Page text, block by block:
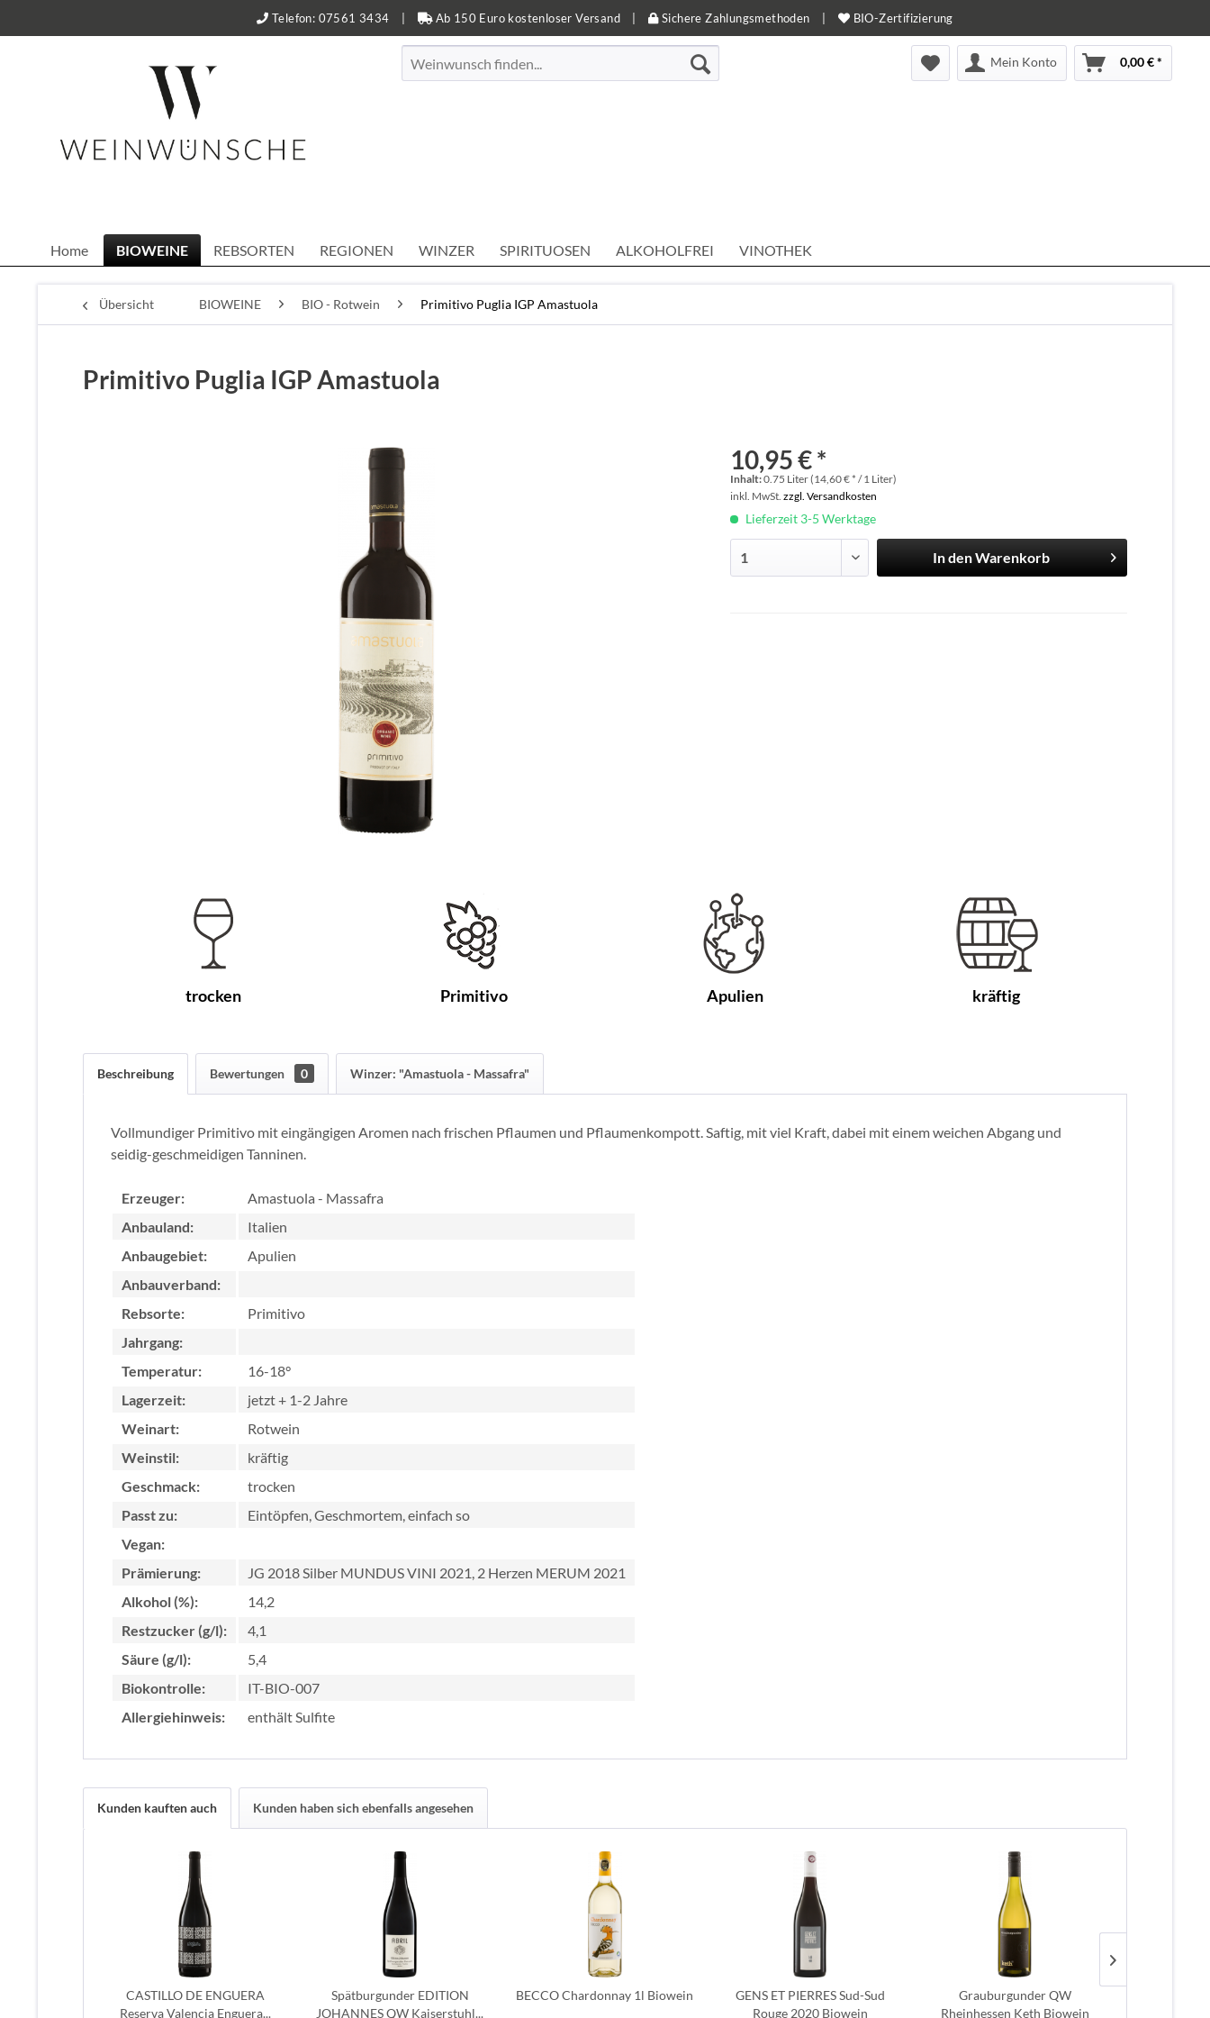
Telefon: 07561 3434 Ab 150 Euro kostenloser Versand Sichere Zahlungsmethoden BIO-Zertifizierung
Mein Konto 0,00 € *
Home BIOWEINE REBSORTEN REGIONEN WINZER SPIRITUOSEN ALKOHOLFREI VINOTHEK
Übersicht BIOWEINE BIO - Rotwein Primitivo Puglia IGP Amastuola
Primitivo Puglia IGP Amastuola
10,95 € *
Inhalt:0.75 Liter (14,60 € * / 1 Liter)
inkl. MwSt.zzgl. Versandkosten
Lieferzeit 3-5 Werktage
In denWarenkorb
trocken Primitivo Apulien kräftig
Beschreibung Bewertungen 0 Winzer: "Amastuola - Massafra"
Vollmundiger Primitivo mit eingängigen Aromen nach frischen Pflaumen und Pflaumenkompott. Saftig, mit viel Kraft, dabei mit einem weichen Abgang und
seidig-geschmeidigen Tanninen.
Erzeuger:
Amastuola - Massafra
Anbauland:
Italien
Anbaugebiet:
Apulien
Anbauverband:
Rebsorte:
Primitivo
Jahrgang:
Temperatur:
16-18°
Lagerzeit:
jetzt + 1-2 Jahre
Weinart:
Rotwein
Weinstil:
kräftig
Geschmack:
trocken
Passt zu:
Eintöpfen, Geschmortem, einfach so
Vegan:
Prämierung:
JG 2018 Silber MUNDUS VINI 2021, 2 Herzen MERUM 2021
Alkohol (%):
14,2
Restzucker (g/l):
4,1
Säure (g/l):
5,4
Biokontrolle:
IT-BIO-007
Allergiehinweis:
enthält Sulfite
Kunden kauften auch Kunden haben sich ebenfalls angesehen
CASTILLO DE ENGUERA
Reserva Valencia Enguera...
Spätburgunder EDITION
JOHANNES QW Kaiserstuhl...
BECCO Chardonnay 1l Biowein
GENS ET PIERRES Sud-Sud
Rouge 2020 Biowein
Grauburgunder QW
Rheinhessen Keth Biowein